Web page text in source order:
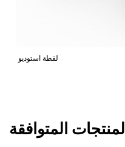
لقطة استوديو
المنتجات المتوافقة